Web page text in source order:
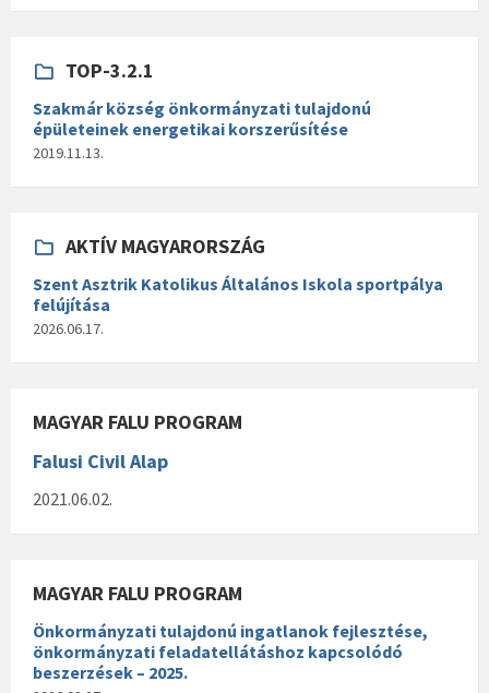
TOP-3.2.1
Szakmár község önkormányzati tulajdonú
épületeinek energetikai korszerűsítése
2019.11.13.
AKTÍV MAGYARORSZÁG
Szent Asztrik Katolikus Általános Iskola sportpálya
felújítása
2026.06.17.
MAGYAR FALU PROGRAM
Falusi Civil Alap
2021.06.02.
MAGYAR FALU PROGRAM
Önkormányzati tulajdonú ingatlanok fejlesztése,
önkormányzati feladatellátáshoz kapcsolódó
beszerzések – 2025.